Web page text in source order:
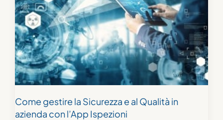
Come gestire la Sicurezza e al Qualità in
azienda con l’App Ispezioni